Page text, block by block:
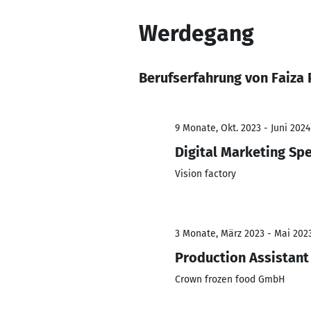
Werdegang
Berufserfahrung von Faiza
9 Monate, Okt. 2023 - Juni 2024
Digital Marketing
Vision factory
3 Monate, März 2023 - Mai
Production Assistant
Crown frozen food GmbH